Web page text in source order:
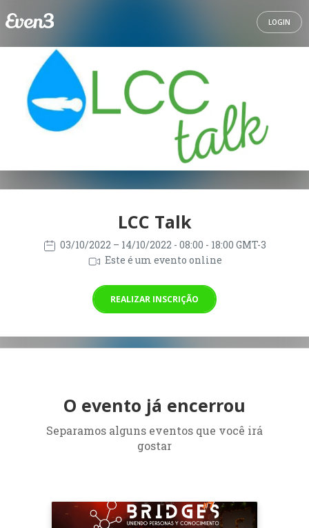
LOGIN
LCC Talk
03/10/2022 – 14/10/2022 - 08:00 - 18:00 GMT-3
Este é um evento online
REALIZAR INSCRIÇÃO
O evento já encerrou
Separamos alguns eventos que você irá
gostar